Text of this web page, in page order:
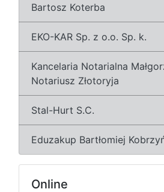
Bartosz Koterba
EKO-KAR Sp. z o.o. Sp. k.
Kancelaria Notarialna
Notariusz Złotoryja
Stal-Hurt S.C.
Eduzakup Bartłomiej
Online